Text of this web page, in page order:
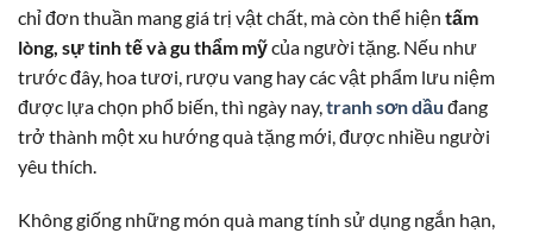
chỉ đơn thuần mang giá trị vật chất, mà còn thể hiện tấm
lòng, sự tinh tế và gu thẩm mỹcủa người tặng. Nếu như
trước đây, hoa tươi, rượu vang hay các vật phẩm lưu niệm
được lựa chọn phổ biến, thì ngày nay, tranh sơn dầu đang
trở thành một xu hướng quà tặng mới, được nhiều người
yêu thích.
Không giống những món quà mang tính sử dụng ngắn hạn,